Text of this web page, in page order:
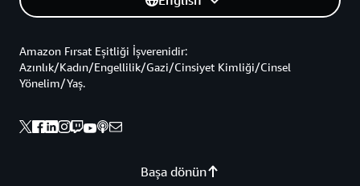
Başa dönün
Amazon Fırsat Eşitliği İşverenidir:
Azınlık/Kadın/Engellilik/Gazi/Cinsiyet Kimliği/Cinsel
Yönelim/Yaş.